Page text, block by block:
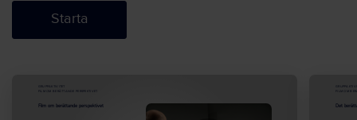
GRUPPAKTIVITET
FILM OM BERÄTTANDE PERSPEKTIVET
Film om berättande perspektivet
FILM OM
Det
Starta